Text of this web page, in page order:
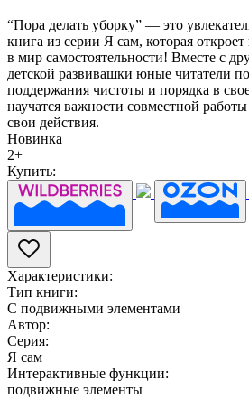
“Пора делать уборку” — это
книга из серии Я сам, которая
в мир самостоятельности! Вместе с
детской развивашки юные читатели
поддержания чистоты и порядка в
научатся важности совместной работы
свои действия.
Новинка
2+
Купить:
Характеристики:
Тип книги:
С подвижными элементами
Автор:
Серия:
Я сам
Интерактивные функции:
подвижные элементы